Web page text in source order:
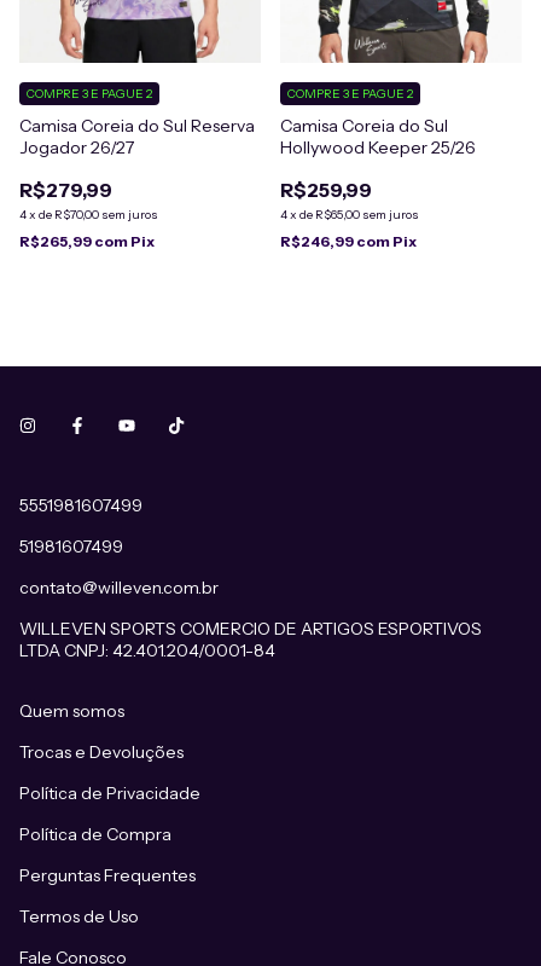
Camisa Coreia do Sul Reserva
Jogador 26/27
R$279,99
4x de R$70,00 sem juros
COMPRE 3 E PAGUE 2
R$265,99 com Pix
Camisa Coreia do Sul
Hollywood Keeper 25/26
R$259,99
4x de R$65,00 sem juros
COMPRE 3 E PAGUE 2
R$246,99 com Pix
5551981607499
51981607499
contato@willeven.com.br
WILLEVEN SPORTS COMERCIO DE ARTIGOS ESPORTIVOS
LTDA CNPJ: 42.401.204/0001-84
Quem somos
Trocas e Devoluções
Política de Privacidade
Política de Compra
Perguntas Frequentes
Termos de Uso
Fale Conosco